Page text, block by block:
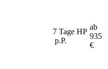
7 Tage HP
p.P.
ab
935
€